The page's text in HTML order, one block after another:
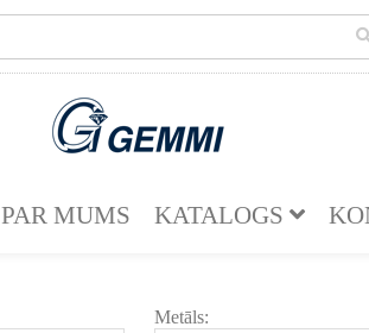
PAR MUMS KATALOGS
Metāls: